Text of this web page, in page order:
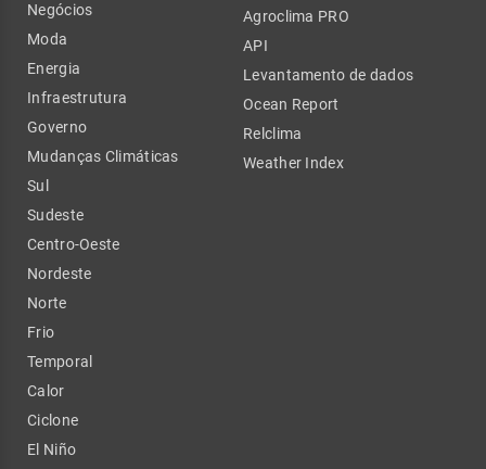
Negócios
Moda
Energia
Infraestrutura
Governo
Mudanças Climáticas
Sul
Sudeste
Centro-Oeste
Nordeste
Norte
Frio
Temporal
Calor
Ciclone
El Niño
Agroclima PRO
API
Levantamento de dados
Ocean Report
Relclima
Weather Index